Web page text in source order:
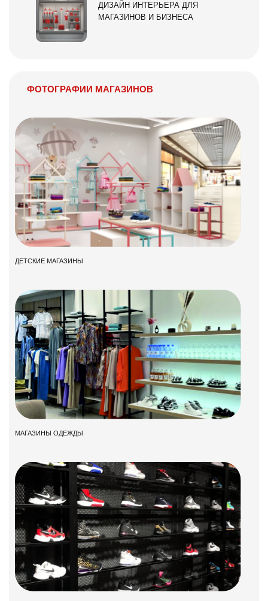
ДИЗАЙН ИНТЕРЬЕРА ДЛЯ
МАГАЗИНОВ И БИЗНЕСА
ФОТОГРАФИИ МАГАЗИНОВ
ДЕТСКИЕ МАГАЗИНЫ
МАГАЗИНЫ ОДЕЖДЫ